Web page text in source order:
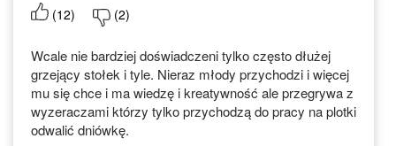
(12) (2)
Wcale nie bardziej doświadczeni tylko często dłużej
grzejący stołek i tyle. Nieraz młody przychodzi i więcej
mu się chce i ma wiedzę i kreatywność ale przegrywa z
wyzeraczami którzy tylko przychodzą do pracy na plotki
odwalić dniówkę.